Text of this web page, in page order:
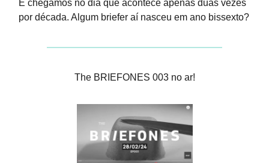
E chegamos no dia que acontece apenas duas vezes
por década. Algum briefer aí nasceu em ano bissexto?
The BRIEFONES 003 no ar!